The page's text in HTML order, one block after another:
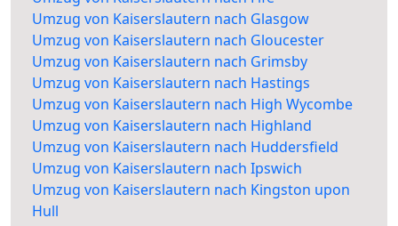
Umzug von Kaiserslautern nach Glasgow
Umzug von Kaiserslautern nach Gloucester
Umzug von Kaiserslautern nach Grimsby
Umzug von Kaiserslautern nach Hastings
Umzug von Kaiserslautern nach High Wycombe
Umzug von Kaiserslautern nach Highland
Umzug von Kaiserslautern nach Huddersfield
Umzug von Kaiserslautern nach Ipswich
Umzug von Kaiserslautern nach Kingston upon
Hull